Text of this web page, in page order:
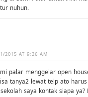
nuhun.
2015 AT 9:26 AM
palar menggelar open
tanya2 lewat telp ato
saya kontak siapa ya?